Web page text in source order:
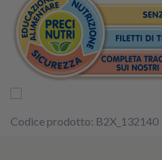
Codice prodotto: B2X_132140